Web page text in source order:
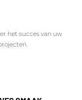
het succes van uw